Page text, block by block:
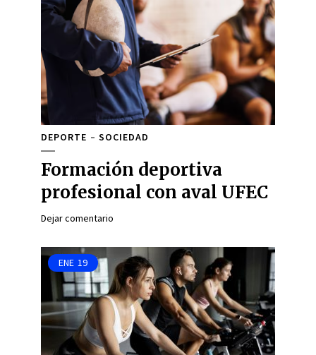
DEPORTE SOCIEDAD
Formación deportiva
profesional con aval UFEC
Dejar comentario
ENE 19